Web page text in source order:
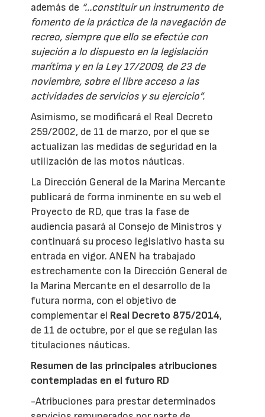
además de “…constituir un instrumento de
fomento de la práctica de la navegación de
recreo, siempre que ello se efectúe con
sujeción a lo dispuesto en la legislación
marítima y en la Ley 17/2009, de 23 de
noviembre, sobre el libre acceso a las
actividades de servicios y su ejercicio”.
Asimismo, se modificará el Real Decreto
259/2002, de 11 de marzo, por el que se
actualizan las medidas de seguridad en la
utilización de las motos náuticas.
La Dirección General de la Marina Mercante
publicará de forma inminente en su web el
Proyecto de RD, que tras la fase de
audiencia pasará al Consejo de Ministros y
continuará su proceso legislativo hasta su
entrada en vigor. ANEN ha trabajado
estrechamente con la Dirección General de
la Marina Mercante en el desarrollo de la
futura norma, con el objetivo de
complementar el Real Decreto 875/2014,
de 11 de octubre, por el que se regulan las
titulaciones náuticas.
Resumen de las principales atribuciones
contempladas en el futuro RD
-Atribuciones para prestar determinados